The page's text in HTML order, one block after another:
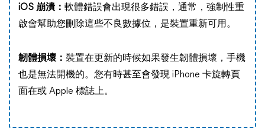
iOS 崩潰： 軟體錯誤會出現很多錯誤，通常，強制性重
啟會幫助您刪除這些不良數據位，是裝置重新可用。
韌體損壞： 裝置在更新的時候如果發生韌體損壞，手機
也是無法開機的。您有時甚至會發現 iPhone 卡旋轉頁
面在或 Apple 標誌上。